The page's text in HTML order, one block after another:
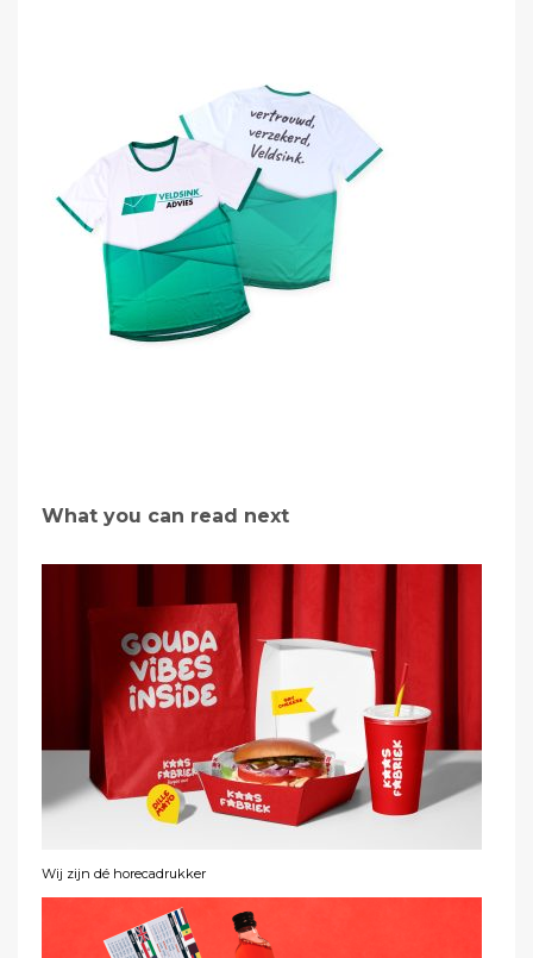
What you can read next
Wij zijn dé horecadrukker